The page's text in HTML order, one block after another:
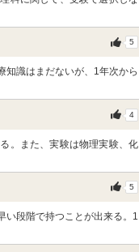
5
知識はまだないが、1年次から
4
。また、実験は物理実験、化
5
い段階で持つことが出来る。1